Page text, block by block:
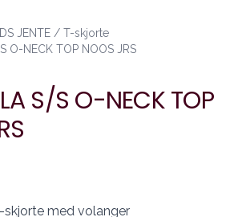
JENTE / T-skjorte
O-NECK TOP NOOS JRS
S/S O-NECK TOP
skjorte med volanger